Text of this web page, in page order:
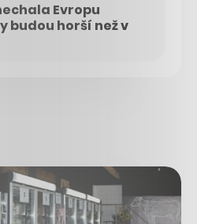
Evropu
budou horší než v